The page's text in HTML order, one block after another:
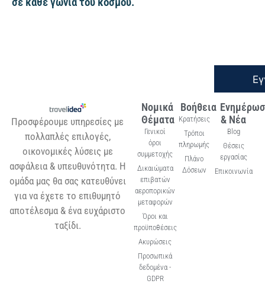
Προσφέρουμε υπηρεσίες με
πολλαπλές επιλογές,
οικονομικές λύσεις με
ασφάλεια & υπευθυνότητα. Η
ομάδα μας θα σας κατευθύνει
για να έχετε το επιθυμητό
αποτέλεσμα & ένα ευχάριστο
ταξίδι.
Νομικά
Θέματα
Γενικοί
όροι
συμμετοχής
Δικαιώματα
επιβατών
αεροπορικών
μεταφορών
Όροι και
προϋποθέσεις
Ακυρώσεις
Προσωπικά
δεδομένα -
GDPR
Βοήθεια
Κρατήσεις
Τρόποι
πληρωμής
Πλάνο
Δόσεων
& Νέα
Blog
Θέσεις
εργασίας
Επικοινωνία